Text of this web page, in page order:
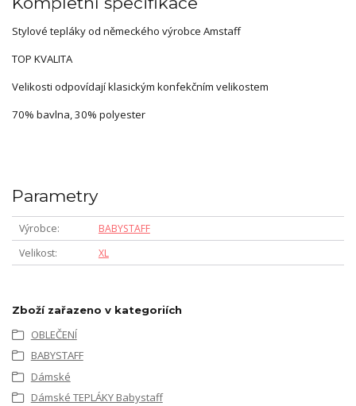
Stylové tepláky od německého výrobce Amstaff
TOP KVALITA
Velikosti odpovídají klasickým konfekčním velikostem
70% bavlna, 30% polyester
Parametry
Výrobce
BABYSTAFF
Velikost
XL
Zboží zařazeno v kategoriích
OBLEČENÍ
BABYSTAFF
Dámské
Dámské TEPLÁKY Babystaff